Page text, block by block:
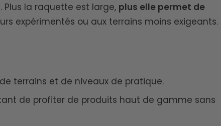
la raquette est large, plus elle permet de
expérimentés ou aux terrains moins exigeants.
terrains et de niveaux de pratique.
de profiter de produits haut de gamme sans